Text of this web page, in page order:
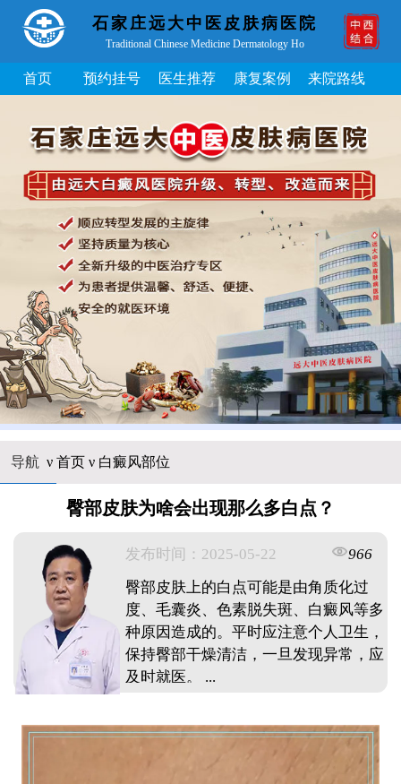
石家庄远大中医皮肤病医院
Traditional Chinese Medicine Dermatology Ho
首页 预约挂号 医生推荐 康复案例 来院路线
导航 ν 首页ν 白癜风部位
臀部皮肤为啥会出现那么多白点？
发布时间：2025-05-22
966
臀部皮肤上的白点可能是由角质化过
度、毛囊炎、色素脱失斑、白癜风等多
种原因造成的。平时应注意个人卫生，
保持臀部干燥清洁，一旦发现异常，应
及时就医。 ...